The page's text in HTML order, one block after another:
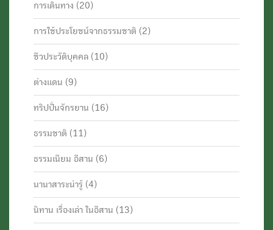
การเดินทาง (20)
การใช้ประโยชน์จากธรรมชาติ (2)
ชีวประวัติบุคคล (10)
ต่างแดน (9)
ทริปปั่นจักรยาน (16)
ธรรมชาติ (11)
ธรรมเนียม อีสาน (6)
นานาสาระน่ารู้ (4)
นิทาน เรื่องเล่า ในอีสาน (13)